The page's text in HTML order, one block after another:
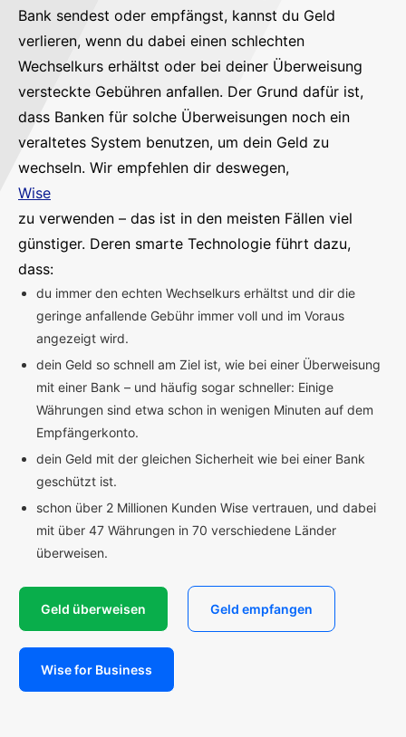
Bank sendest oder empfängst, kannst du Geld
verlieren, wenn du dabei einen schlechten
Wechselkurs erhältst oder bei deiner Überweisung
versteckte Gebühren anfallen. Der Grund dafür ist,
dass Banken für solche Überweisungen noch ein
veraltetes System benutzen, um dein Geld zu
wechseln. Wir empfehlen dir deswegen,
Wise
zu verwenden – das ist in den meisten Fällen viel
günstiger. Deren smarte Technologie führt dazu,
dass:
du immer den echten Wechselkurs erhältst und dir die
geringe anfallende Gebühr immer voll und im Voraus
angezeigt wird.
dein Geld so schnell am Ziel ist, wie bei einer Überweisung
mit einer Bank – und häufig sogar schneller: Einige
Währungen sind etwa schon in wenigen Minuten auf dem
Empfängerkonto.
dein Geld mit der gleichen Sicherheit wie bei einer Bank
geschützt ist.
schon über 2 Millionen Kunden Wise vertrauen, und dabei
mit über 47 Währungen in 70 verschiedene Länder
überweisen.
Geld überweisen Geld empfangen
Wise for Business